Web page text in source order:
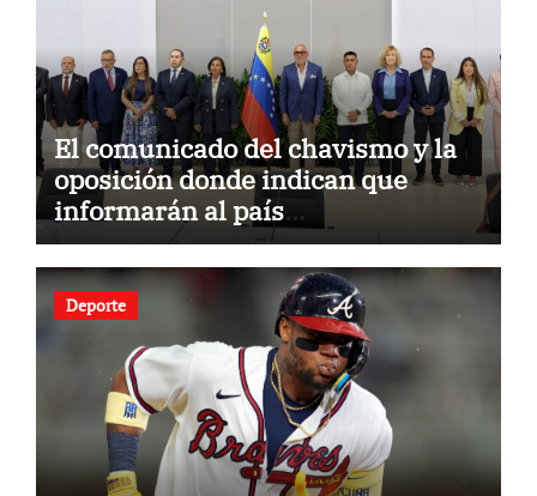
El comunicado del chavismo y la
oposición donde indican que
informarán al país
oportunamente sobre los avances
alcanzado
Deporte